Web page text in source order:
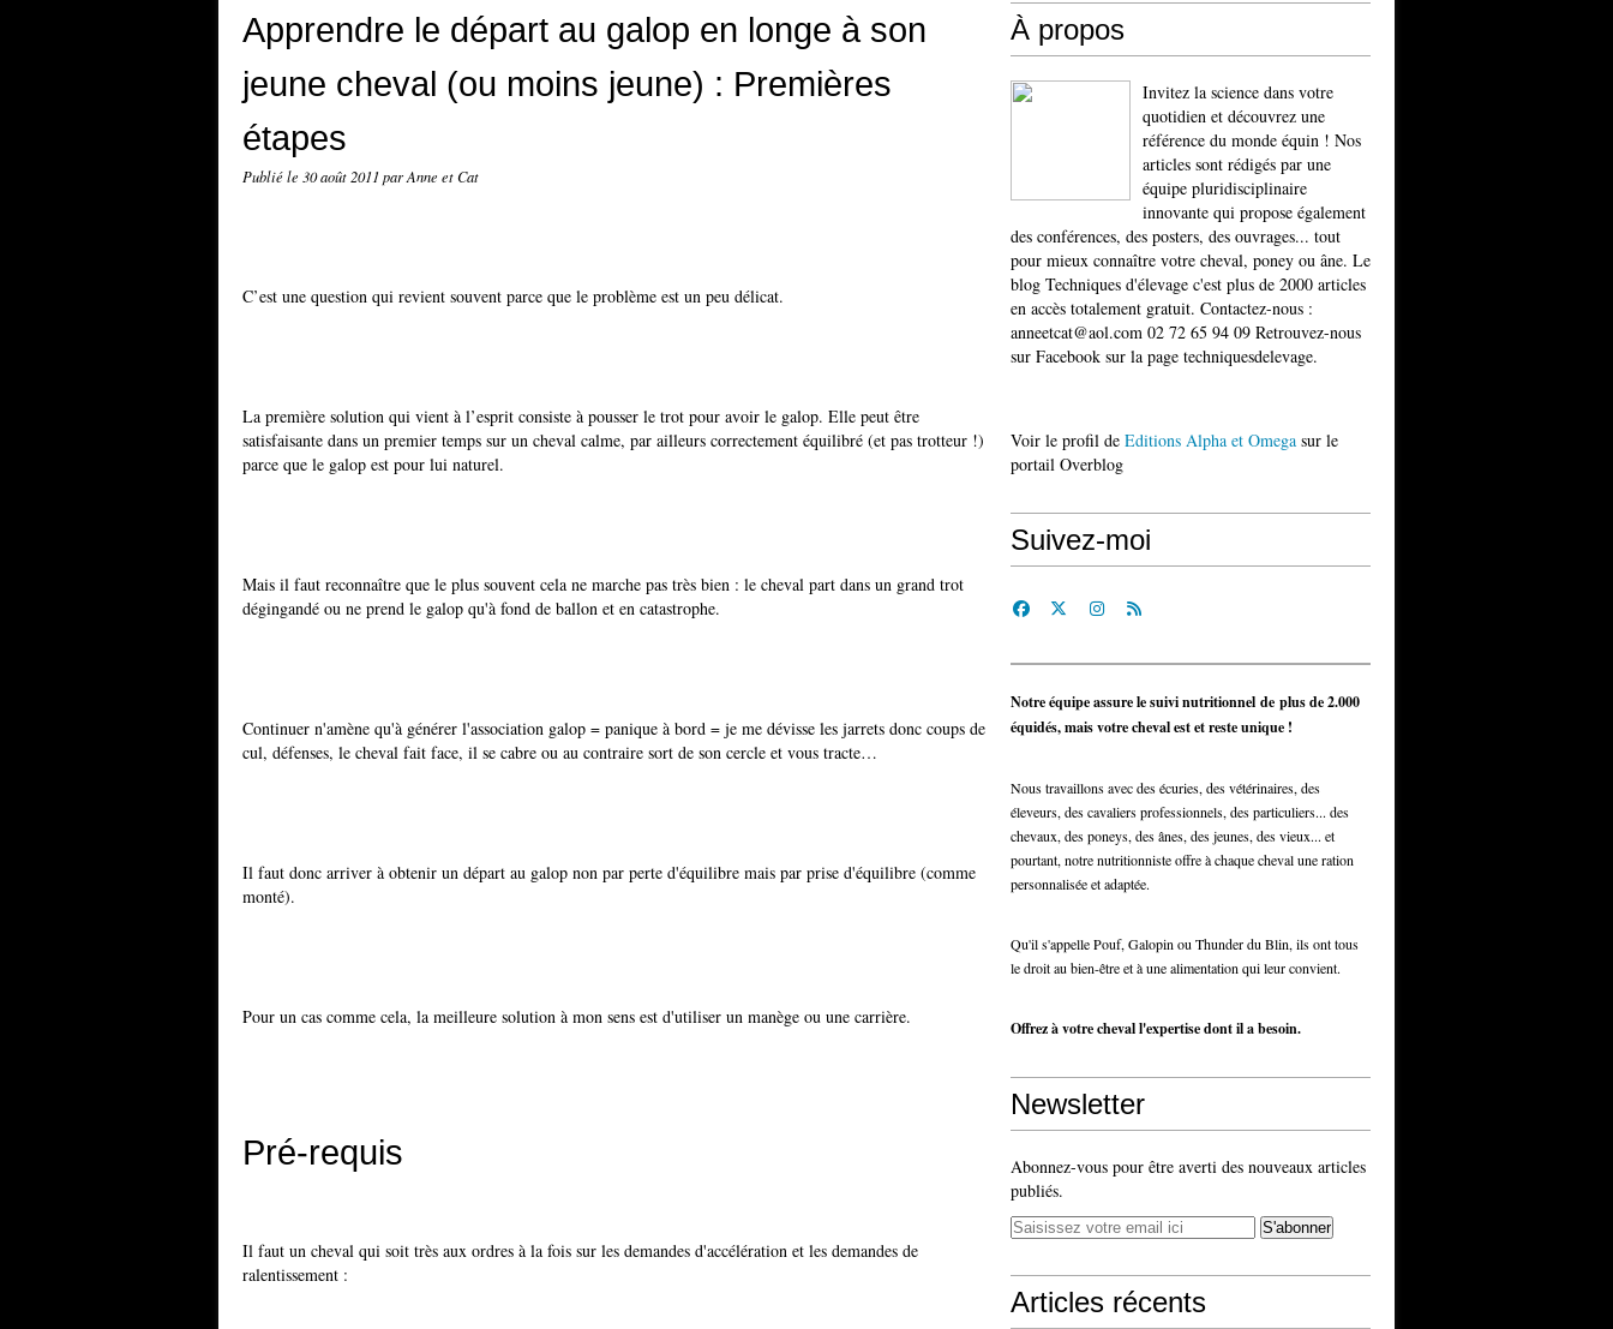
Apprendre le départ au galop en longe à son
jeune cheval (ou moins jeune) : Premières
étapes
Publié le 30 août 2011par Anne et Cat
C’est une question qui revient souvent parce que le problème est un peu délicat.
La première solution qui vient à l’esprit consiste à pousser le trot pour avoir le galop. Elle peut être
satisfaisante dans un premier temps sur un cheval calme, par ailleurs correctement équilibré (et pas trotteur !)
parce que le galop est pour lui naturel.
Mais il faut reconnaître que le plus souvent cela ne marche pas très bien : le cheval part dans un grand trot
dégingandé ou ne prend le galop qu'à fond de ballon et en catastrophe.
Continuer n'amène qu'à générer l'association galop = panique à bord = je me dévisse les jarrets donc coups de
cul, défenses, le cheval fait face, il se cabre ou au contraire sort de son cercle et vous tracte…
Il faut donc arriver à obtenir un départ au galop non par perte d'équilibre mais par prise d'équilibre (comme
monté).
Pour un cas comme cela, la meilleure solution à mon sens est d'utiliser un manège ou une carrière.
Pré-requis
Il faut un cheval qui soit très aux ordres à la fois sur les demandes d'accélération et les demandes de
ralentissement :
À propos
Invitez la science dans votre
quotidien et découvrez une
référence du monde équin ! Nos
articles sont rédigés par une
équipe pluridisciplinaire
innovante qui propose également
des conférences, des posters, des ouvrages... tout
pour mieux connaître votre cheval, poney ou âne. Le
blog Techniques d'élevage c'est plus de 2000 articles
en accès totalement gratuit. Contactez-nous :
anneetcat@aol.com 02 72 65 94 09 Retrouvez-nous
sur Facebook sur la page techniquesdelevage.
Voir le profil de Editions Alpha et Omega sur le
portail Overblog
Suivez-moi
Notre équipe assure le suivi nutritionnel de plus de 2.000
équidés, mais votre cheval est et reste unique !
Nous travaillons avec des écuries, des vétérinaires, des
éleveurs, des cavaliers professionnels, des particuliers... des
chevaux, des poneys, des ânes, des jeunes, des vieux... et
pourtant, notre nutritionniste offre à chaque cheval une ration
personnalisée et adaptée.
Qu'il s'appelle Pouf, Galopin ou Thunder du Blin, ils ont tous
le droit au bien-être et à une alimentation qui leur convient.
Offrez à votre cheval l'expertise dont il a besoin.
Newsletter
Abonnez-vous pour être averti des nouveaux articles
publiés.
Articles récents